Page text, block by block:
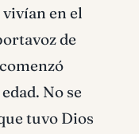
en el
de
No se
tuvo Dios